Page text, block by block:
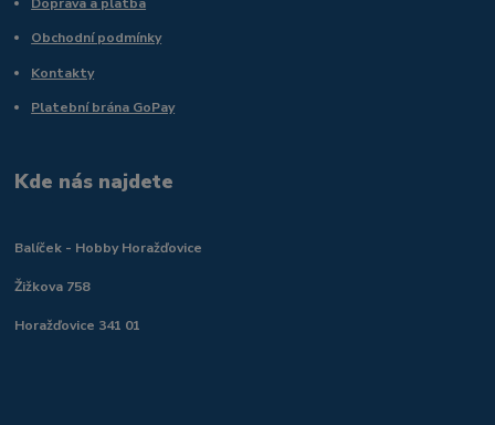
Obchodní podmínky
Kontakty
Platební brána GoPay
Kde nás najdete
Balíček - Hobby Horažďovice
Žižkova 758
Horažďovice 341 01